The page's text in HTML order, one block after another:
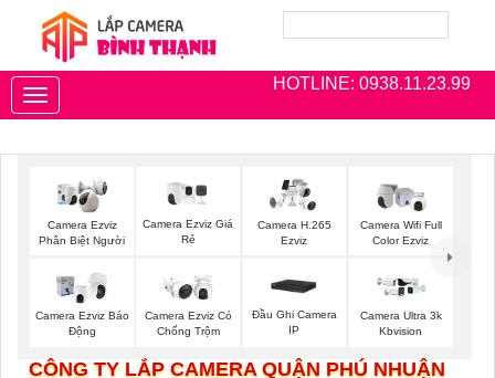
HOTLINE: 0938.11.23.99
Toggle
navigation
Camera Ezviz
Phân Biệt Người
Camera Ezviz Giá
Rẻ
Camera H.265
Ezviz
Camera Wifi Full
Color Ezviz
Camera Ezviz Báo
Động
Camera Ezviz Có
Chống Trộm
Đầu Ghi Camera
IP
Camera Ultra 3k
Kbvision
CÔNG TY LẮP CAMERA QUẬN PHÚ NHUẬN